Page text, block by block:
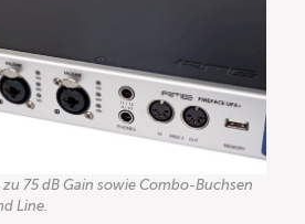
75 dB Gain sowie Combo-Buchsen
Line.